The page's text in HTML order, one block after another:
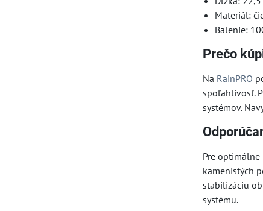
Materiál:
Balenie:
Prečo
Na RainPRO
spoľahlivosť.
systémov.
Pre
kamenistých
stabilizáciu
systému.